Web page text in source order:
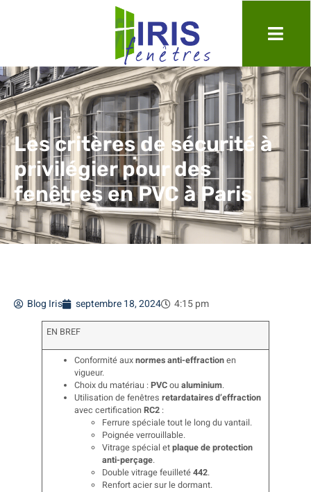
Les critères de sécurité à
privilégier pour des
fenêtres en PVC à Paris
Blog Iris septembre 18, 2024 4:15 pm
EN BREF
Conformité auxnormes anti-effractionen
vigueur.
Choix du matériau :PVCoualuminium.
Utilisation de fenêtresretardataires d’effraction
avec certificationRC2 :
Ferrure spéciale tout le long du vantail.
Poignée verrouillable.
Vitrage spécial etplaque de protection
anti-perçage.
Double vitrage feuilleté442.
Renfort acier sur le dormant.